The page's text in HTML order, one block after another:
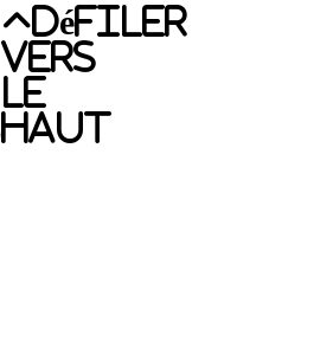
Défiler
vers
le
haut